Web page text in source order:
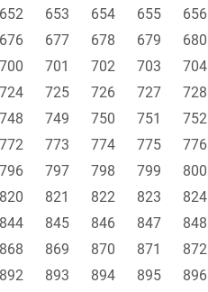
652 653 654 655 656
676 677 678 679 680
700 701 702 703 704
724 725 726 727 728
748 749 750 751 752
772 773 774 775 776
796 797 798 799 800
820 821 822 823 824
844 845 846 847 848
868 869 870 871 872
892 893 894 895 896